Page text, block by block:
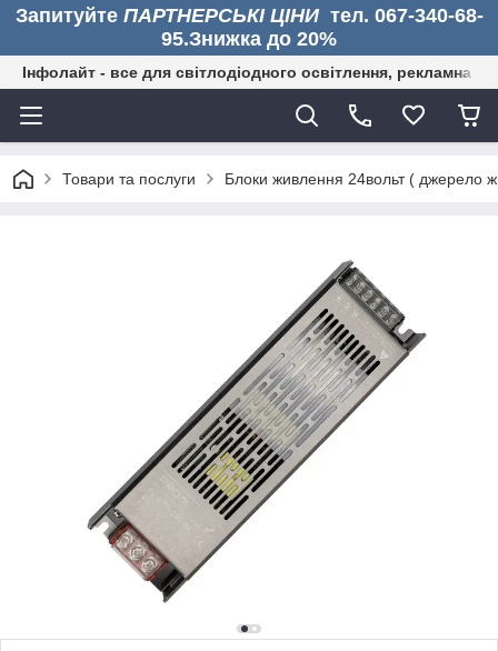
Запитуйте ПАРТНЕРСЬКІ ЦІНИтел. 067-340-68-
95.Знижка до 20%
Інфолайт - все для світлодіодного освітлення, рекламна
Товари та послуги Блоки живлення 24вольт ( джерело